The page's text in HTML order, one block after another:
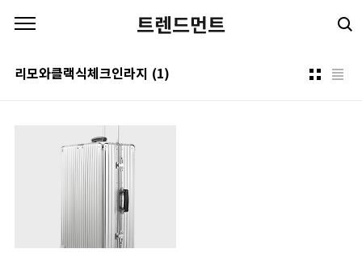
트렌드먼트
리모와클랙식체크인라지 (1)